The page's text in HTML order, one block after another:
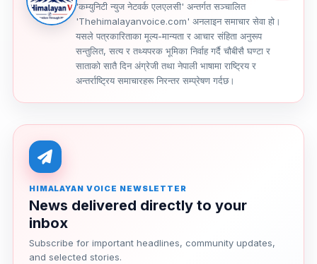
'कम्युनिटी न्युज नेटवर्क एलएलसी' अन्तर्गत सञ्चालित
'Thehimalayanvoice.com' अनलाइन समाचार सेवा हो।
यसले पत्रकारिताका मूल्य-मान्यता र आचार संहिता अनुरूप
सन्तुलित, सत्य र तथ्यपरक भूमिका निर्वाह गर्दै चौबीसै घण्टा र
साताको सातै दिन अंग्रेजी तथा नेपाली भाषामा राष्ट्रिय र
अन्तर्राष्ट्रिय समाचारहरू निरन्तर सम्प्रेषण गर्दछ।
HIMALAYAN VOICE NEWSLETTER
News delivered directly to your
inbox
Subscribe for important headlines, community updates,
and selected stories.